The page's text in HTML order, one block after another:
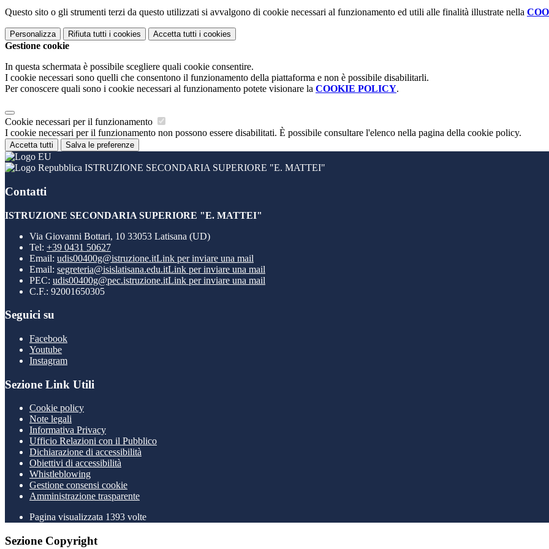
Questo sito o gli strumenti terzi da questo utilizzati si avvalgono di cookie necessari al funzionamento ed utili alle finalità illustrate nella
Personalizza Rifiuta tutti i cookies Accetta tutti i cookies
Gestione cookie
In questa schermata è possibile scegliere quali cookie consentire.
I cookie necessari sono quelli che consentono il funzionamento della piattaforma e non è possibile disabilitarli.
Per conoscere quali sono i cookie necessari al funzionamento potete visionare la COOKIE POLICY.
Cookie necessari per il funzionamento
I cookie necessari per il funzionamento non possono essere disabilitati. È possibile consultare l'elenco nella pagina della cookie policy.
Accetta tutti Salva le preferenze
ISTRUZIONE SECONDARIA SUPERIORE "E. MATTEI"
Contatti
ISTRUZIONE SECONDARIA SUPERIORE "E. MATTEI"
Via Giovanni Bottari, 10 33053 Latisana (UD)
Tel: +39 0431 50627
Email: udis00400g@istruzione.itLink per inviare una mail
Email: segreteria@isislatisana.edu.itLink per inviare una mail
PEC: udis00400g@pec.istruzione.itLink per inviare una mail
C.F.: 92001650305
Seguici su
Facebook
Youtube
Instagram
Sezione Link Utili
Cookie policy
Note legali
Informativa Privacy
Ufficio Relazioni con il Pubblico
Dichiarazione di accessibilità
Obiettivi di accessibilità
Whistleblowing
Gestione consensi cookie
Amministrazione trasparente
Pagina visualizzata 1393 volte
Sezione Copyright